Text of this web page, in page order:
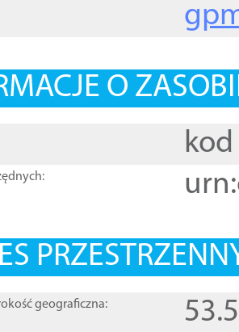
O
kod
geograficzna: